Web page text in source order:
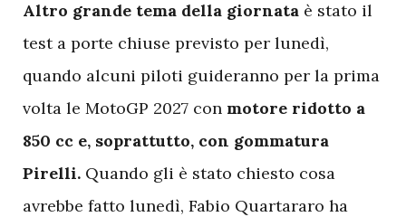
Altro grande tema della giornata è stato il
test a porte chiuse previsto per lunedì,
quando alcuni piloti guideranno per la prima
volta le MotoGP 2027 con motore ridotto a
850 cc e, soprattutto, con gommatura
Pirelli. Quando gli è stato chiesto cosa
avrebbe fatto lunedì, Fabio Quartararo ha